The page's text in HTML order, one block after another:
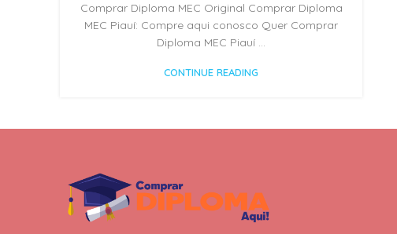
Comprar Diploma MEC Original Comprar Diploma
MEC Piauí: Compre aqui conosco Quer Comprar
Diploma MEC Piauí ...
CONTINUE READING